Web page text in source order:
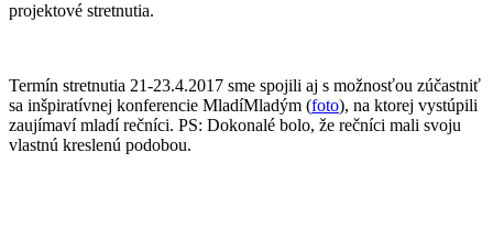
projektové stretnutia.
Termín stretnutia 21-23.4.2017 sme spojili aj s možnosťou zúčastniť
sa inšpiratívnej konferencie MladíMladým (foto), na ktorej vystúpili
zaujímaví mladí rečníci. PS: Dokonalé bolo, že rečníci mali svoju
vlastnú kreslenú podobou.